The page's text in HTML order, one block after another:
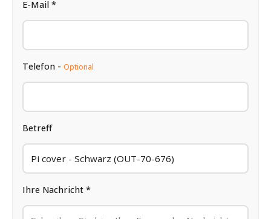
E-Mail *
Telefon - Optional
Betreff
Ihre Nachricht *